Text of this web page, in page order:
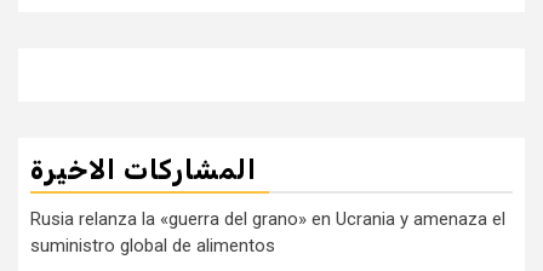
المشاركات الاخيرة
Rusia relanza la «guerra del grano» en Ucrania y amenaza el
suministro global de alimentos